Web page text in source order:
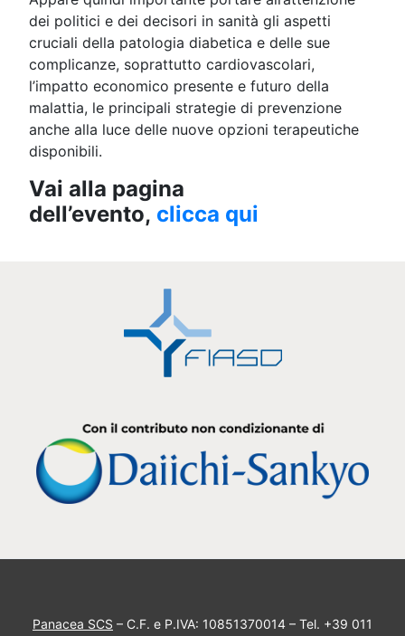
dei politici e dei decisori in sanità gli aspetti
cruciali della patologia diabetica e delle sue
complicanze, soprattutto cardiovascolari,
l’impatto economico presente e futuro della
malattia, le principali strategie di prevenzione
anche alla luce delle nuove opzioni terapeutiche
disponibili.
Vai alla pagina
dell’evento, clicca qui
Panacea SCS – C.F. e P.IVA: 10851370014 – Tel. +39 011